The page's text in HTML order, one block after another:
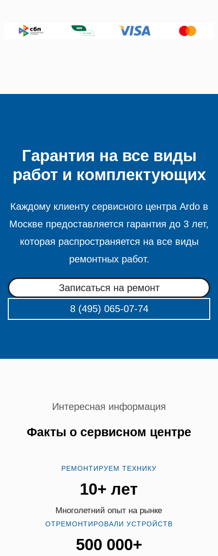
Гарантия на все виды
работ и комплектующих
Каждому клиенту сервисного центра Ardo в
Москве предоставляется гарантия до 3 лет,
которая распространяется на все виды
ремонтных работ.
Записаться на ремонт
8 (495) 065-07-74
Интересная информация
Факты о сервисном центре
РЕМОНТИРУЕМ ТЕХНИКУ
10+ лет
Многолетний опыт на рынке
ОТРЕМОНТИРОВАЛИ УСТРОЙСТВ
500 000+